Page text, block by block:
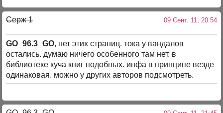
Серж 1 09 Сент. 11, 20:54
GO_96.3_GO, нет этих страниц. тока у вандалов
остались. думаю ничего особенного там нет. в
библиотеке куча книг подобных. инфа в принципе везде
одинаковая. можно у других авторов подсмотреть.